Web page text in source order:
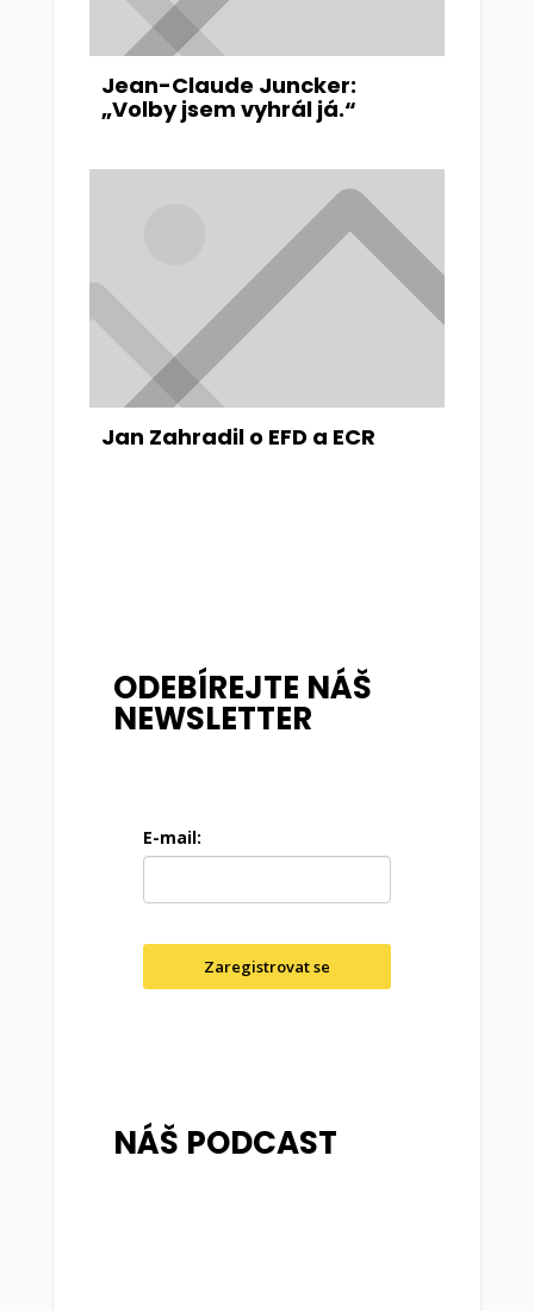
Jean-Claude Juncker:
„Volby jsem vyhrál já.“
Jan Zahradil o EFD a ECR
ODEBÍREJTE NÁŠ
NEWSLETTER
E-mail:
Zaregistrovat se
NÁŠ PODCAST